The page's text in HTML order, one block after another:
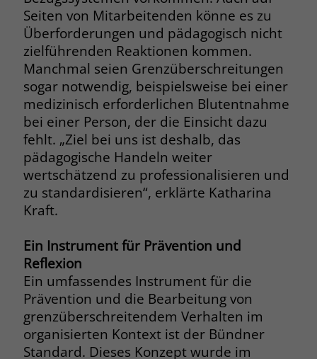
Seiten von Mitarbeitenden könne es zu
Überforderungen und pädagogisch nicht
zielführenden Reaktionen kommen.
Manchmal seien Grenzüberschreitungen
sogar notwendig, beispielsweise bei einer
medizinisch erforderlichen Blutentnahme
bei einer Person, der die Einsicht dazu
fehlt. „Ziel bei uns ist deshalb, das
pädagogische Handeln weiter
wertschätzend zu professionalisieren und
zu standardisieren“, erklärte Katharina
Kraft.
Ein Instrument für Prävention und
Reflexion
Ein umfassendes Instrument für die
Prävention und die Bearbeitung von
grenzüberschreitendem Verhalten im
organisierten Kontext ist der Bündner
Standard. Dieses Konzept wurde im
allen Seitenanfragen bei.
Zweck
Werbeanzeige auf die Website gelangt.
Es enthält Informationen darüber,
welche Werbeanzeige geklickt wurde,
sodass erzielte Erfolge wie z.B.
Bestellungen oder Kontaktanfragen der
Anzeige zugewiesen werden können.
Name _gcl_dc
Anbieter Google Ads
Laufzeit 90 Tage
Zweck
User über einen Klick auf eine Google
Es enthält Informationen darüber,
welche Werbeanzeige geklickt wurde,
sodass erzielte Erfolge wie z.B.
Bestellungen oder Kontaktanfragen der
Anzeige zugewiesen werden können.